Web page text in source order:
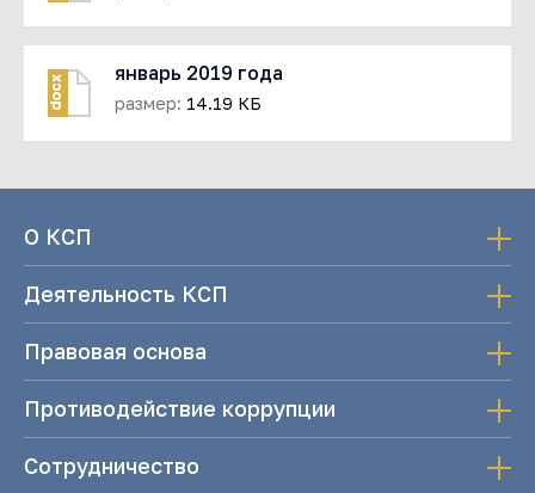
docx
январь 2019 года
размер: 14.19 КБ
О КСП
Деятельность КСП
Правовая основа
Противодействие коррупции
Сотрудничество